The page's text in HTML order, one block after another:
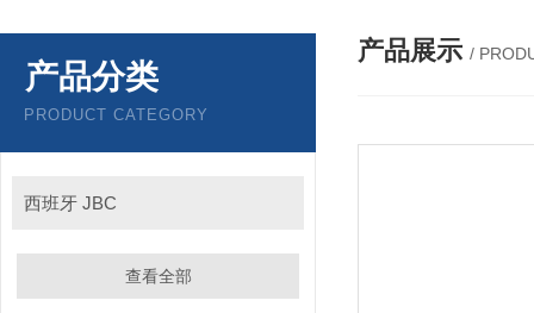
产品分类
PRODUCT CATEGORY
西班牙 JBC
查看全部
产品展示 /